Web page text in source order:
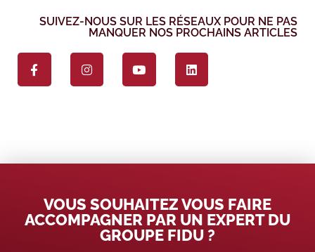
SUIVEZ-NOUS SUR LES RÉSEAUX POUR NE PAS
MANQUER NOS PROCHAINS ARTICLES
VOUS SOUHAITEZ VOUS FAIRE
ACCOMPAGNER PAR UN EXPERT DU
GROUPE FIDU ?